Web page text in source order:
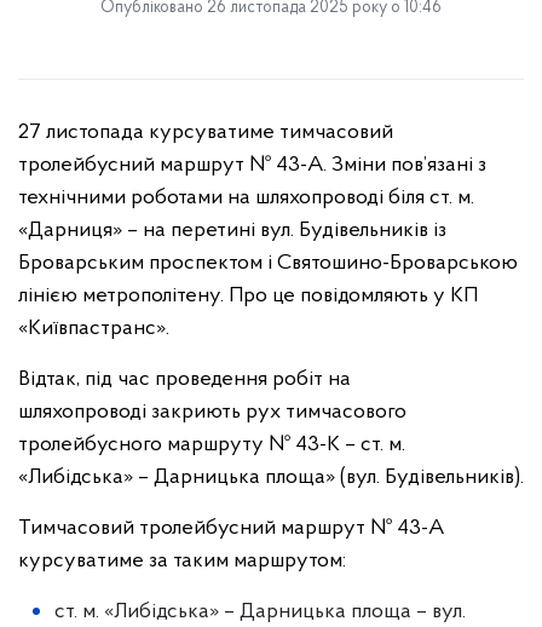
Опубліковано 26 листопада 2025 року о 10:46
27 листопада курсуватиме тимчасовий
тролейбусний маршрут № 43-А. Зміни пов’язані з
технічними роботами на шляхопроводі біля ст. м.
«Дарниця» – на перетині вул. Будівельників із
Броварським проспектом і Святошино-Броварською
лінією метрополітену. Про це повідомляють у КП
«Київпастранс».
Відтак, під час проведення робіт на
шляхопроводі закриють рух тимчасового
тролейбусного маршруту № 43-К – ст. м.
«Либідська» – Дарницька площа» (вул. Будівельників).
Тимчасовий тролейбусний маршрут № 43-А
курсуватиме за таким маршрутом:
ст. м. «Либідська» – Дарницька площа – вул.